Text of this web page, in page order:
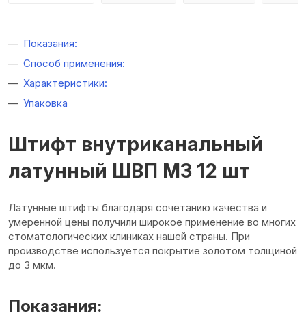
Показания:
Способ применения:
Характеристики:
Упаковка
Штифт внутриканальный
латунный ШВП M3 12 шт
Латунные штифты благодаря сочетанию качества и
умеренной цены получили широкое применение во многих
стоматологических клиниках нашей страны. При
производстве используется покрытие золотом толщиной
до 3 мкм.
Показания: